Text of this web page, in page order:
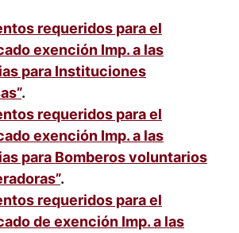
requeridos para el
exención Imp. a las
para Instituciones
.
requeridos para el
exención Imp. a las
para Bomberos voluntarios
.
requeridos para el
de exención Imp. a las